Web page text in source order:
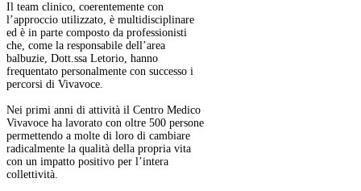
Il team clinico, coerentemente con
l’approccio utilizzato, è multidisciplinare
ed è in parte composto da professionisti
che, come la responsabile dell’area
balbuzie, Dott.ssa Letorio, hanno
frequentato personalmente con successo i
percorsi di Vivavoce.
Nei primi anni di attività il Centro Medico
Vivavoce ha lavorato con oltre 500 persone
permettendo a molte di loro di cambiare
radicalmente la qualità della propria vita
con un impatto positivo per l’intera
collettività.